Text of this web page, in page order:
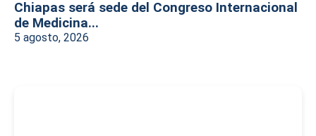
Chiapas será sede del Congreso Internacional
de Medicina...
5 agosto, 2026